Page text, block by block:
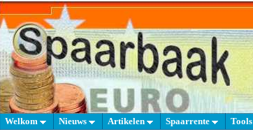
Welkom Nieuws Artikelen Spaarrente Tools